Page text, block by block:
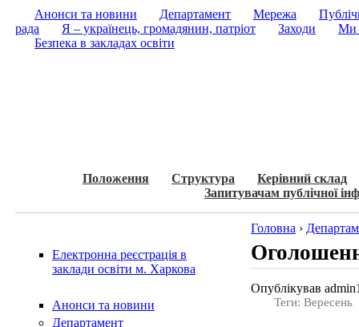
Анонси та новини Департамент Мережа
рада
Я – українець, громадянин, патріот Заходи
Ми
Безпека в закладах освіти
Положення Структура
Керівний склад
Запитувачам публічної
Електронна реєстрація в
заклади освіти м. Харкова
Анонси та новини
Департамент
Головна ›
Опублікував
Теги: Вересень